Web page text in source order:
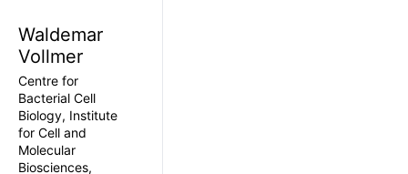
Waldemar
Vollmer
Centre for
Bacterial Cell
Biology, Institute
for Cell and
Molecular
Biosciences,